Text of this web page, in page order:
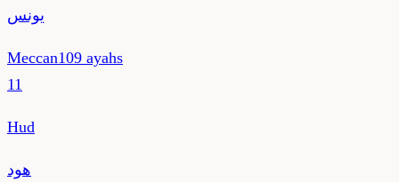
يونس
Meccan109 ayahs
11
Hud
هود